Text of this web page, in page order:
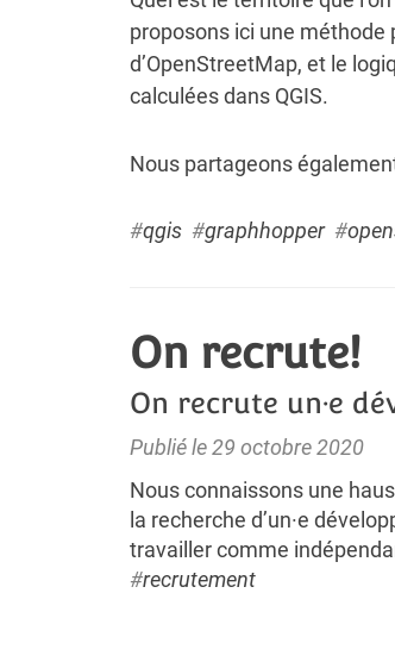
proposons ici une
d’OpenStreetMap, et le
calculées dans QGIS.
Nous partageons
#qgis #graphhopper#
On recrute!
On recrute un·e
Publié le 29 octobre 2020
Nous connaissons une
la recherche d’un·e
travailler comme
#recrutement